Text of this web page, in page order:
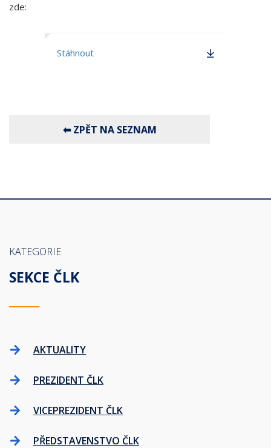
zde:
Stáhnout
KATEGORIE
SEKCE ČLK
AKTUALITY
PREZIDENT ČLK
VICEPREZIDENT ČLK
PŘEDSTAVENSTVO ČLK